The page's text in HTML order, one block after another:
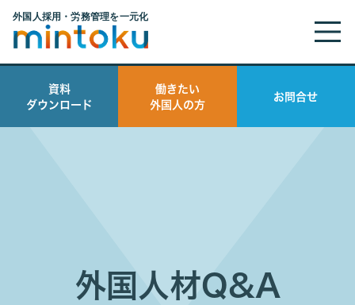
資料
ダウンロード
働きたい
外国人の方
お問合せ
外国人材Q&A